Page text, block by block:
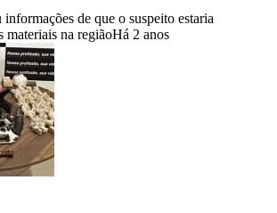
de que o suspeito estaria
materiais na regiãoHá 2 anos